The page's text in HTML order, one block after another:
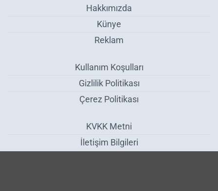
Hakkımızda
Künye
Reklam
Kullanım Koşulları
Gizlilik Politikası
Çerez Politikası
KVKK Metni
İletişim Bilgileri